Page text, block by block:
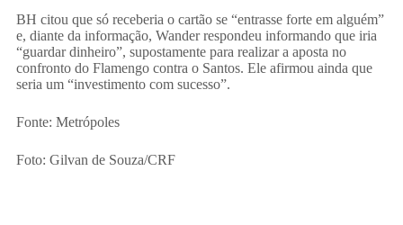
BH citou que só receberia o cartão se “entrasse forte em alguém”
e, diante da informação, Wander respondeu informando que iria
“guardar dinheiro”, supostamente para realizar a aposta no
confronto do Flamengo contra o Santos. Ele afirmou ainda que
seria um “investimento com sucesso”.
Fonte: Metrópoles
Foto: Gilvan de Souza/CRF